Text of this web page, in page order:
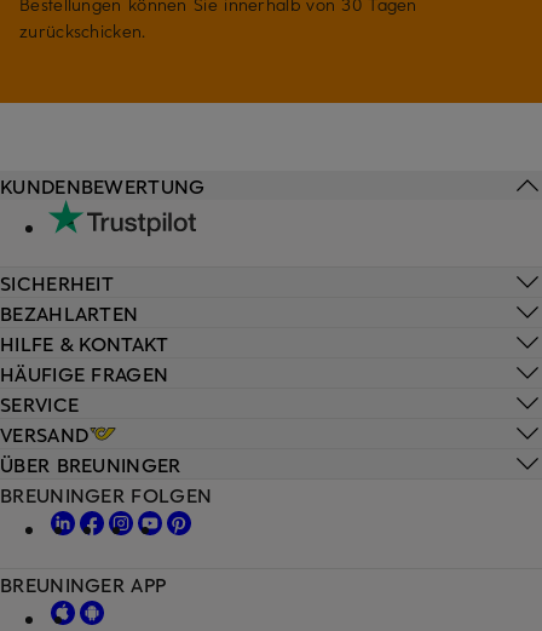
zurückschicken.
HILFE & KONTAKT
HÄUFIGE FRAGEN
SERVICE
VERSAND
KUNDENBEWERTUNG
SICHERHEIT
BEZAHLARTEN
ÜBER BREUNINGER
BREUNINGER FOLGEN
BREUNINGER APP